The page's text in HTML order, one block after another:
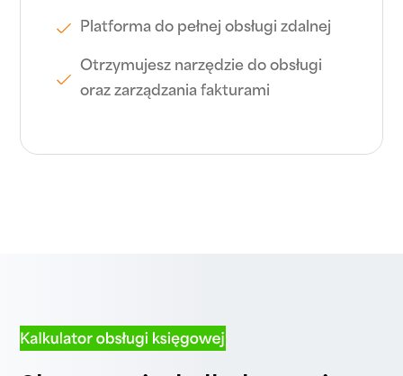
Platforma do pełnej obsługi zdalnej
Otrzymujesz narzędzie do obsługi
oraz zarządzania fakturami